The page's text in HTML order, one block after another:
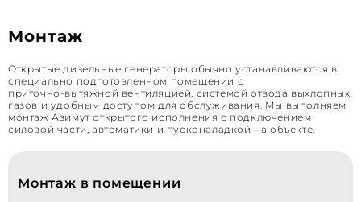
Монтаж
Открытые дизельные генераторы обычно устанавливаются в
специально подготовленном помещении с
приточно‑вытяжной вентиляцией, системой отвода выхлопных
газов и удобным доступом для обслуживания. Мы выполняем
монтаж Азимут открытого исполнения с подключением
силовой части, автоматики и пусконаладкой на объекте.
Монтаж в помещении